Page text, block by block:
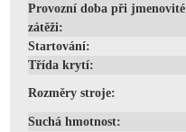
Provozní doba při jmenovité
zátěži:
Startování:
Třída krytí:
Rozměry stroje:
Suchá hmotnost: